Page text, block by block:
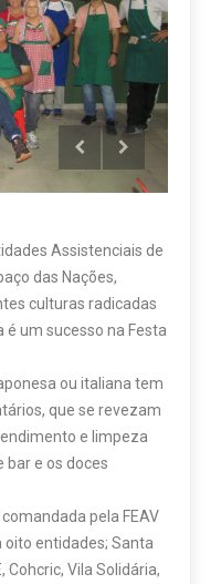
Assistenciais de
das Nações,
culturas radicadas
é um sucesso na Festa
ou italiana tem
que se revezam
e limpeza
bar e os doces
pela FEAV
oito entidades; Santa
Cohcric, Vila Solidária,